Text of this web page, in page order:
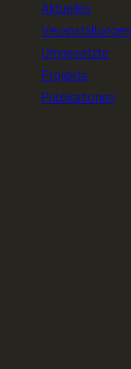
Aktuelles
Veranstaltungen
Umgesetzte
Projekte
Publikationen